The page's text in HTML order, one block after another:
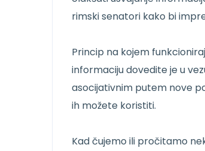
rimski senatori kako bi
Princip na kojem
informaciju dovedite je u
asocijativnim putem nove
ih možete koristiti.
Kad čujemo ili pročitamo